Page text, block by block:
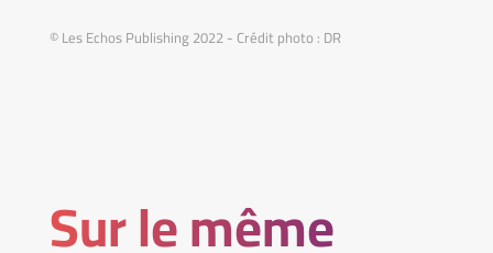
© Les Echos Publishing 2022 - Crédit photo : DR
Sur le même